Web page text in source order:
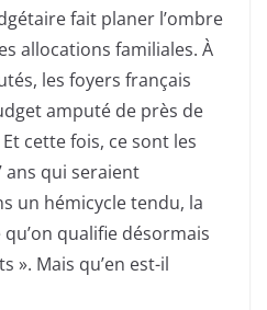
fait planer l’ombre
allocations familiales. À
les foyers français
amputé de près de
Et cette fois, ce sont les
ans qui seraient
un hémicycle tendu, la
qualifie désormais
». Mais qu’en est-il